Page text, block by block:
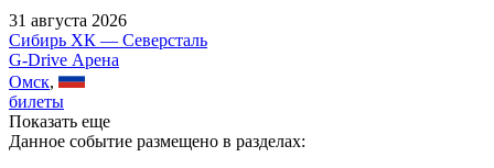
31 августа 2026
Сибирь ХК — Северсталь
G-Drive Арена
Омск,
билеты
Показать еще
Данное событие размещено в разделах: